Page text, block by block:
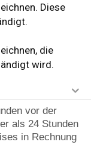
Diese
die
wird.
vor der
als 24 Stunden
in Rechnung